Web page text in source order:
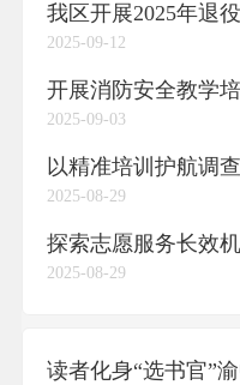
我区开展2025年退
2025-09-12
2025-09-03
2025-08-29
2025-08-29